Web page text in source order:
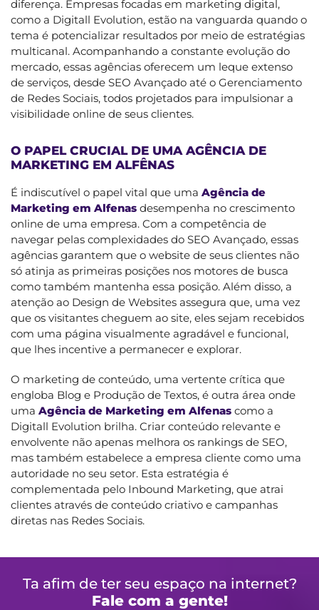
diferença. Empresas focadas em marketing digital,
como a Digitall Evolution, estão na vanguarda quando o
tema é potencializar resultados por meio de estratégias
multicanal. Acompanhando a constante evolução do
mercado, essas agências oferecem um leque extenso
de serviços, desde SEO Avançado até o Gerenciamento
de Redes Sociais, todos projetados para impulsionar a
visibilidade online de seus clientes.
O PAPEL CRUCIAL DE UMA AGÊNCIA DE
MARKETING EM ALFÊNAS
É indiscutível o papel vital que uma Agência de
Marketing em Alfenas desempenha no crescimento
online de uma empresa. Com a competência de
navegar pelas complexidades do SEO Avançado, essas
agências garantem que o website de seus clientes não
só atinja as primeiras posições nos motores de busca
como também mantenha essa posição. Além disso, a
atenção ao Design de Websites assegura que, uma vez
que os visitantes cheguem ao site, eles sejam recebidos
com uma página visualmente agradável e funcional,
que lhes incentive a permanecer e explorar.
O marketing de conteúdo, uma vertente crítica que
engloba Blog e Produção de Textos, é outra área onde
uma Agência de Marketing em Alfenas como a
Digitall Evolution brilha. Criar conteúdo relevante e
envolvente não apenas melhora os rankings de SEO,
mas também estabelece a empresa cliente como uma
autoridade no seu setor. Esta estratégia é
complementada pelo Inbound Marketing, que atrai
clientes através de conteúdo criativo e campanhas
diretas nas Redes Sociais.
Ta afim de ter seu espaço na internet?
Fale com a gente!